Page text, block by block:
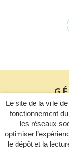
Le site de la ville
fonctionnement
les réseaux
optimiser
le dépôt et la